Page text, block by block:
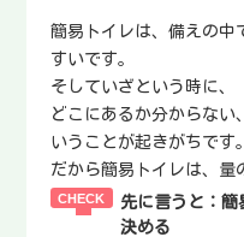
簡易トイレは、備えの中
すいです。
そしていざという時に、
どこにあるか分からない
いうことが起きがちです。
だから簡易トイレは、量
先に言うと：簡
決める